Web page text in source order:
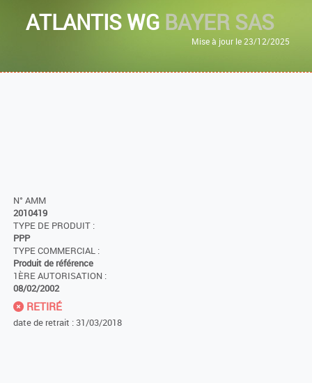
ATLANTIS WG BAYER SAS
Mise à jour le 23/12/2025
N° AMM
2010419
TYPE DE PRODUIT :
PPP
TYPE COMMERCIAL :
Produit de référence
1ÈRE AUTORISATION :
08/02/2002
RETIRÉ
date de retrait : 31/03/2018